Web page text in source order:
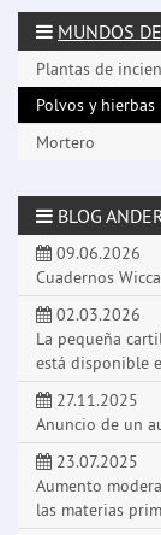
MUNDOS
Plantas de
Polvos y hierbas
Mortero
BLOG
09.06.2026
Cuadernos
02.03.2026
La pequeña
está disponible
27.11.2025
Anuncio de un
23.07.2025
Aumento
las materias